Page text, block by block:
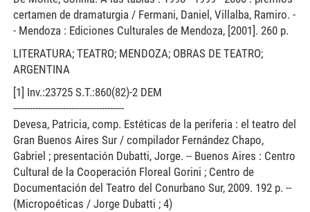
certamen de dramaturgia / Fermani, Daniel, Villalba, Ramiro. -
- Mendoza : Ediciones Culturales de Mendoza, [2001]. 260 p.
LITERATURA; TEATRO; MENDOZA; OBRAS DE TEATRO;
ARGENTINA
[1] Inv.:23725 S.T.:860(82)-2 DEM
----------------------------------------
Devesa, Patricia, comp. Estéticas de la periferia : el teatro del
Gran Buenos Aires Sur / compilador Fernández Chapo,
Gabriel ; presentación Dubatti, Jorge. -- Buenos Aires : Centro
Cultural de la Cooperación Floreal Gorini ; Centro de
Documentación del Teatro del Conurbano Sur, 2009. 192 p. --
(Micropoéticas / Jorge Dubatti ; 4)